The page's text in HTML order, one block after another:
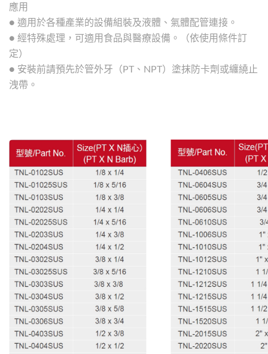
應用
● 適用於各種產業的設備組裝及液體、氣體配管連接。
● 經特殊處理，可適用食品與醫療設備。（依使用條件訂
定）
● 安裝前請預先於管外牙（PT、NPT）塗抹防卡劑或纏繞止
洩帶。